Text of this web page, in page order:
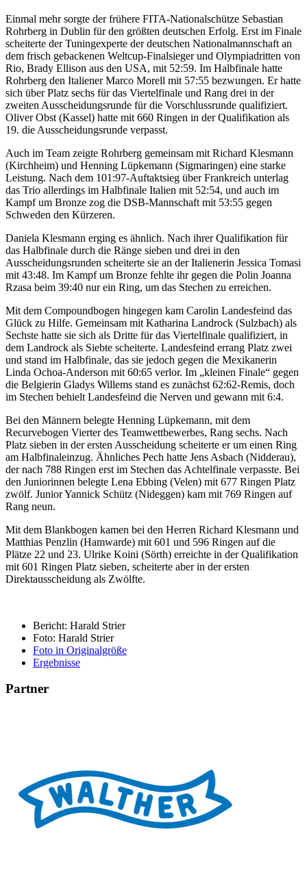
Einmal mehr sorgte der frühere FITA-Nationalschütze Sebastian
Rohrberg in Dublin für den größten deutschen Erfolg. Erst im Finale
scheiterte der Tuningexperte der deutschen Nationalmannschaft an
dem frisch gebackenen Weltcup-Finalsieger und Olympiadritten von
Rio, Brady Ellison aus den USA, mit 52:59. Im Halbfinale hatte
Rohrberg den Italiener Marco Morell mit 57:55 bezwungen. Er hatte
sich über Platz sechs für das Viertelfinale und Rang drei in der
zweiten Ausscheidungsrunde für die Vorschlussrunde qualifiziert.
Oliver Obst (Kassel) hatte mit 660 Ringen in der Qualifikation als
19. die Ausscheidungsrunde verpasst.
Auch im Team zeigte Rohrberg gemeinsam mit Richard Klesmann
(Kirchheim) und Henning Lüpkemann (Sigmaringen) eine starke
Leistung. Nach dem 101:97-Auftaktsieg über Frankreich unterlag
das Trio allerdings im Halbfinale Italien mit 52:54, und auch im
Kampf um Bronze zog die DSB-Mannschaft mit 53:55 gegen
Schweden den Kürzeren.
Daniela Klesmann erging es ähnlich. Nach ihrer Qualifikation für
das Halbfinale durch die Ränge sieben und drei in den
Ausscheidungsrunden scheiterte sie an der Italienerin Jessica Tomasi
mit 43:48. Im Kampf um Bronze fehlte ihr gegen die Polin Joanna
Rzasa beim 39:40 nur ein Ring, um das Stechen zu erreichen.
Mit dem Compoundbogen hingegen kam Carolin Landesfeind das
Glück zu Hilfe. Gemeinsam mit Katharina Landrock (Sulzbach) als
Sechste hatte sie sich als Dritte für das Viertelfinale qualifiziert, in
dem Landrock als Siebte scheiterte. Landesfeind errang Platz zwei
und stand im Halbfinale, das sie jedoch gegen die Mexikanerin
Linda Ochoa-Anderson mit 60:65 verlor. Im „kleinen Finale“ gegen
die Belgierin Gladys Willems stand es zunächst 62:62-Remis, doch
im Stechen behielt Landesfeind die Nerven und gewann mit 6:4.
Bei den Männern belegte Henning Lüpkemann, mit dem
Recurvebogen Vierter des Teamwettbewerbes, Rang sechs. Nach
Platz sieben in der ersten Ausscheidung scheiterte er um einen Ring
am Halbfinaleinzug. Ähnliches Pech hatte Jens Asbach (Nidderau),
der nach 788 Ringen erst im Stechen das Achtelfinale verpasste. Bei
den Juniorinnen belegte Lena Ebbing (Velen) mit 677 Ringen Platz
zwölf. Junior Yannick Schütz (Nideggen) kam mit 769 Ringen auf
Rang neun.
Mit dem Blankbogen kamen bei den Herren Richard Klesmann und
Matthias Penzlin (Hamwarde) mit 601 und 596 Ringen auf die
Plätze 22 und 23. Ulrike Koini (Sörth) erreichte in der Qualifikation
mit 601 Ringen Platz sieben, scheiterte aber in der ersten
Direktausscheidung als Zwölfte.
Bericht: Harald Strier
Foto: Harald Strier
Foto in Originalgröße
Ergebnisse
Partner